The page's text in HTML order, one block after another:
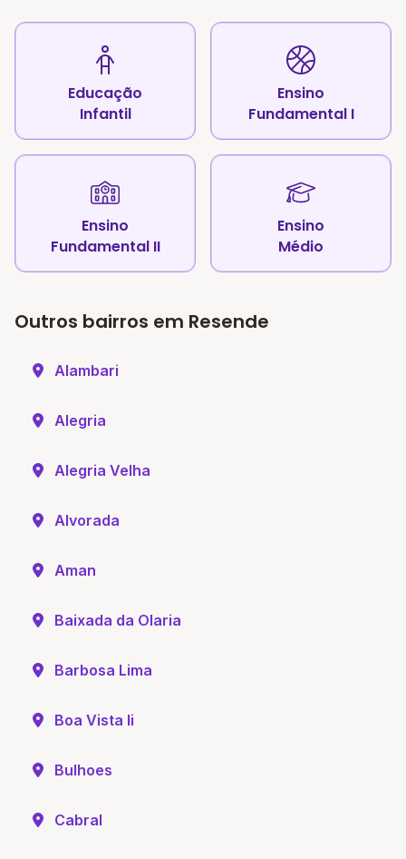
Educação
Infantil
Ensino
Fundamental I
Ensino
Fundamental II
Ensino
Médio
Outros bairros em Resende
Alambari
Alegria
Alegria Velha
Alvorada
Aman
Baixada da Olaria
Barbosa Lima
Boa Vista Ii
Bulhoes
Cabral